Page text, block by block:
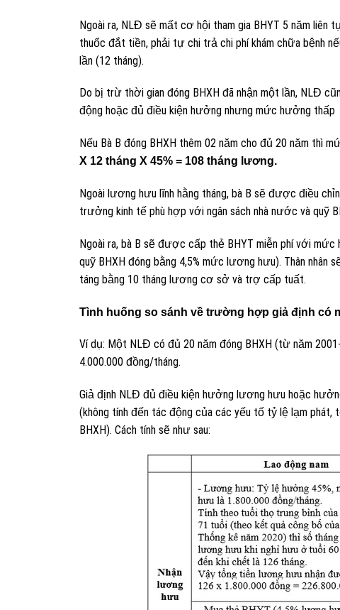
Ngoài ra, NLĐ sẽ mất cơ hội tham gia BHYT 5 năm
thuốc đắt tiền, phải tự chi trả chi phí khám chữa bệnh
lần (12 tháng).
Do bị trừ thời gian đóng BHXH đã nhận một lần, NLĐ
động hoặc đủ điều kiện hưởng nhưng mức hưởng thấp
Nếu Bà B đóng BHXH thêm 02 năm cho đủ 20 năm thì
X 12 tháng X 45% = 108 tháng lương.
Ngoài lương hưu lĩnh hằng tháng, bà B sẽ được điều
trưởng kinh tế phù hợp với ngân sách nhà nước và quỹ
Ngoài ra, bà B sẽ được cấp thẻ BHYT miễn phí với
quỹ BHXH đóng bằng 4,5% mức lương hưu). Thân
táng bằng 10 tháng lương cơ sở và trợ cấp tuất.
Tình huống so sánh về trường hợp giả định có
Ví dụ: Một NLĐ có đủ 20 năm đóng BHXH (từ năm
4.000.000 đồng/tháng.
Giả định NLĐ đủ điều kiện hưởng lương hưu hoặc
(không tính đến tác động của các yếu tố tỷ lệ lạm
BHXH). Cách tính sẽ như sau: